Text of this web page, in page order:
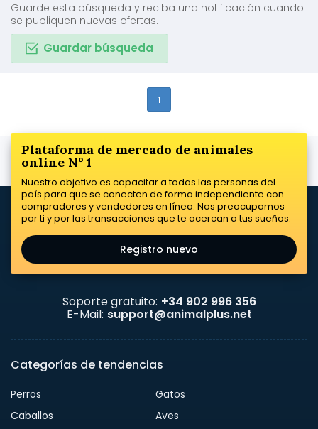
Guarde esta búsqueda y reciba una notificación cuando
se publiquen nuevas ofertas.
Guardar búsqueda
1
Plataforma de mercado de animales
online Nº 1
Nuestro objetivo es capacitar a todas las personas del
país para que se conecten de forma independiente con
compradores y vendedores en línea. Nos preocupamos
por ti y por las transacciones que te acercan a tus sueños.
Registro nuevo
Soporte gratuito: +34 902 996 356
E-Mail: support@animalplus.net
Categorías de tendencias
Perros
Gatos
Caballos
Aves